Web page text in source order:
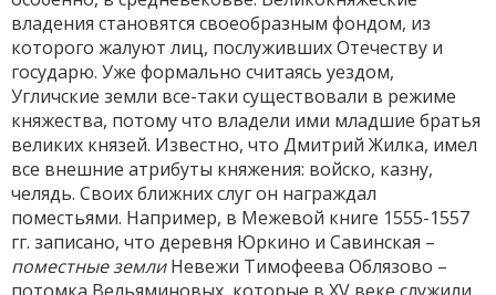
владения становятся своеобразным фондом, из
которого жалуют лиц, послуживших Отечеству и
государю. Уже формально считаясь уездом,
Угличские земли все-таки существовали в режиме
княжества, потому что владели ими младшие братья
великих князей. Известно, что Дмитрий Жилка, имел
все внешние атрибуты княжения: войско, казну,
челядь. Своих ближних слуг он награждал
поместьями. Например, в Межевой книге 1555-1557
гг. записано, что деревня Юркино и Савинская –
поместные землиНевежи Тимофеева Облязово –